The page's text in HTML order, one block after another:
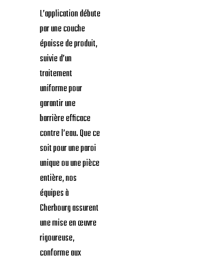
L’application débute
par une couche
épaisse de produit,
suivie d’un
traitement
uniforme pour
garantir une
barrière efficace
contre l’eau. Que ce
soit pour une paroi
unique ou une pièce
entière, nos
équipes à
Cherbourg assurent
une mise en œuvre
rigoureuse,